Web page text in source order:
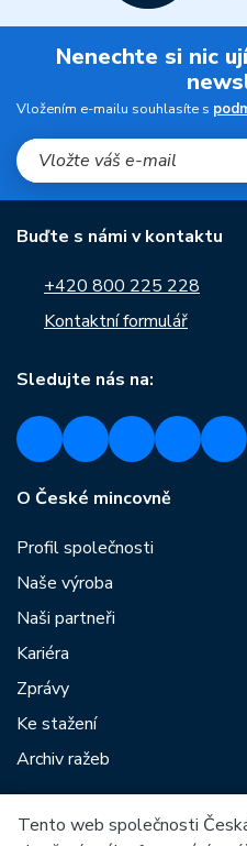
Nenechte si nic
Vložením e-mailu souhlasíte s
Buďte s námi v kontaktu
+420 800 225 228
Kontaktní formulář
Sledujte nás na:
O České mincovně
Profil společnosti
Naše výroba
Naši partneři
Kariéra
Zprávy
Ke stažení
Archiv ražeb
Mezi naše partnery patří:
Tento web společnosti